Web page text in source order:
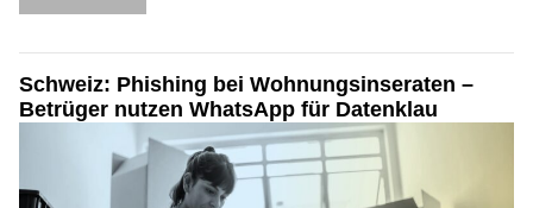
Schweiz: Phishing bei Wohnungsinseraten –
Betrüger nutzen WhatsApp für Datenklau